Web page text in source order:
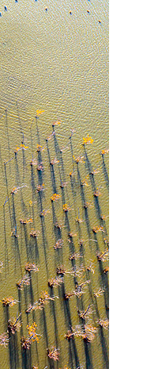
عربي
한국어
Deutsch
Português
Kiswahili
Italiano
Қазақ тілі
ภาษาไทย
Bahasa Melayu
Ελληνικά